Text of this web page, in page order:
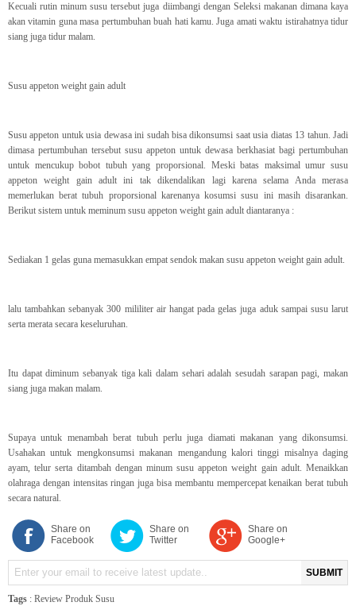
Kecuali rutin minum susu tersebut juga diimbangi dengan Seleksi makanan dimana kaya
akan vitamin guna masa pertumbuhan buah hati kamu. Juga amati waktu istirahatnya tidur
siang juga tidur malam.
Susu appeton weight gain adult
Susu appeton untuk usia dewasa ini sudah bisa dikonsumsi saat usia diatas 13 tahun. Jadi
dimasa pertumbuhan tersebut susu appeton untuk dewasa berkhasiat bagi pertumbuhan
untuk mencukup bobot tubuh yang proporsional. Meski batas maksimal umur susu
appeton weight gain adult ini tak dikendalikan lagi karena selama Anda merasa
memerlukan berat tubuh proporsional karenanya kosumsi susu ini masih disarankan.
Berikut sistem untuk meminum susu appeton weight gain adult diantaranya :
Sediakan 1 gelas guna memasukkan empat sendok makan susu appeton weight gain adult.
lalu tambahkan sebanyak 300 mililiter air hangat pada gelas juga aduk sampai susu larut
serta merata secara keseluruhan.
Itu dapat diminum sebanyak tiga kali dalam sehari adalah sesudah sarapan pagi, makan
siang juga makan malam.
Supaya untuk menambah berat tubuh perlu juga diamati makanan yang dikonsumsi.
Usahakan untuk mengkonsumsi makanan mengandung kalori tinggi misalnya daging
ayam, telur serta ditambah dengan minum susu appeton weight gain adult. Menaikkan
olahraga dengan intensitas ringan juga bisa membantu mempercepat kenaikan berat tubuh
secara natural.
Share on
Facebook
Share on
Twitter
Share on
Google+
SUBMIT
Tags : Review Produk Susu